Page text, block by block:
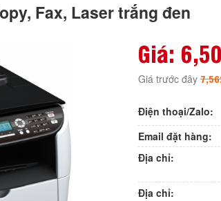
Fax, Laser trắng đen
Giá:
Giá trước đây
Điện thoại/Zalo:
Email đặt hàng:
Địa chỉ:
Địa chỉ: